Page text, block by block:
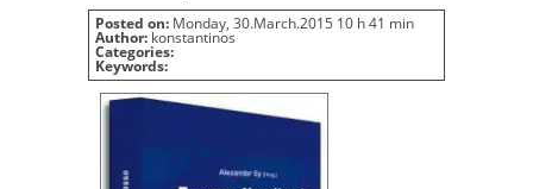
Posted on: Monday, 30.March.2015 10 h 41 min
Author: konstantinos
Categories:
Keywords: